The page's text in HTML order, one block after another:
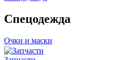
Спецодежда
Очки и маски